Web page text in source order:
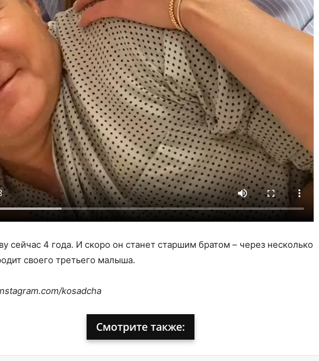
сейчас 4 года. И скоро он станет старшим братом – через несколько
своего третьего малыша.
kosadcha
Смотрите также: